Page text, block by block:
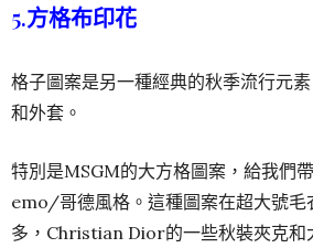
5.方格布印花
格子圖案是另一種經典的秋季流行元
和外套。
特別是MSGM的大方格圖案，給我們
emo/哥德風格。這種圖案在超大號毛
多，Christian Dior的一些秋裝夾克和